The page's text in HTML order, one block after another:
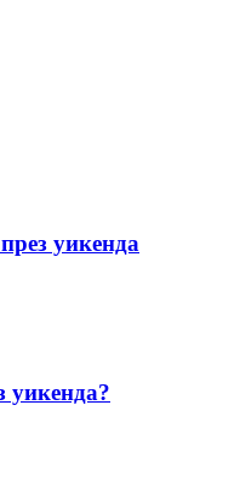
уикенда
уикенда?